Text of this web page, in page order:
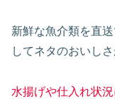
新鮮な魚介類を直
してネタのおいしさ
水揚げや仕入れ状